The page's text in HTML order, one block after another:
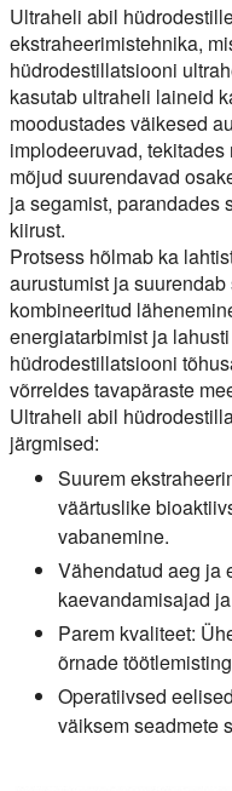
Ultraheli abil
ekstraheerimistehnika,
hüdrodestillatsiooni
kasutab ultraheli laineid
moodustades väikesed
implodeeruvad,
mõjud suurendavad
ja segamist, parandades
kiirust.
Protsess hõlmab ka
aurustumist ja
kombineeritud
energiatarbimist ja
hüdrodestillatsiooni
võrreldes tavapäraste
Ultraheli abil
järgmised:
Suurem
väärtuslike
vabanemine.
Vähendatud aeg ja
kaevandamisajad
Parem kvaliteet:
õrnade
Operatiivsed
väiksem seadmete